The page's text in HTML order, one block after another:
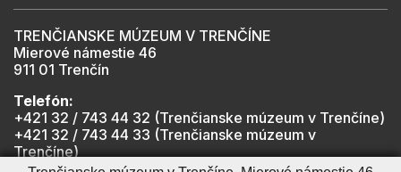
TRENČIANSKE MÚZEUM V TRENČÍNE
Mierové námestie 46
911 01 Trenčín
Telefón:
+421 32 / 743 44 32 (Trenčianske múzeum v Trenčíne)
+421 32 / 743 44 33 (Trenčianske múzeum v
Trenčíne)
+421 901 918 825 (Trenčiansky hrad - informátor -